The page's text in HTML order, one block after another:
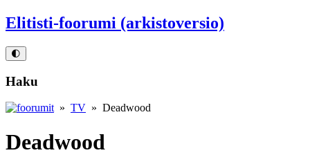
Elitisti-foorumi (arkistoversio)
🌓
Haku
» TV » Deadwood
Deadwood